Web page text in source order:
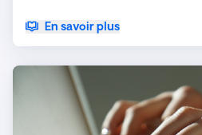
En savoir plus